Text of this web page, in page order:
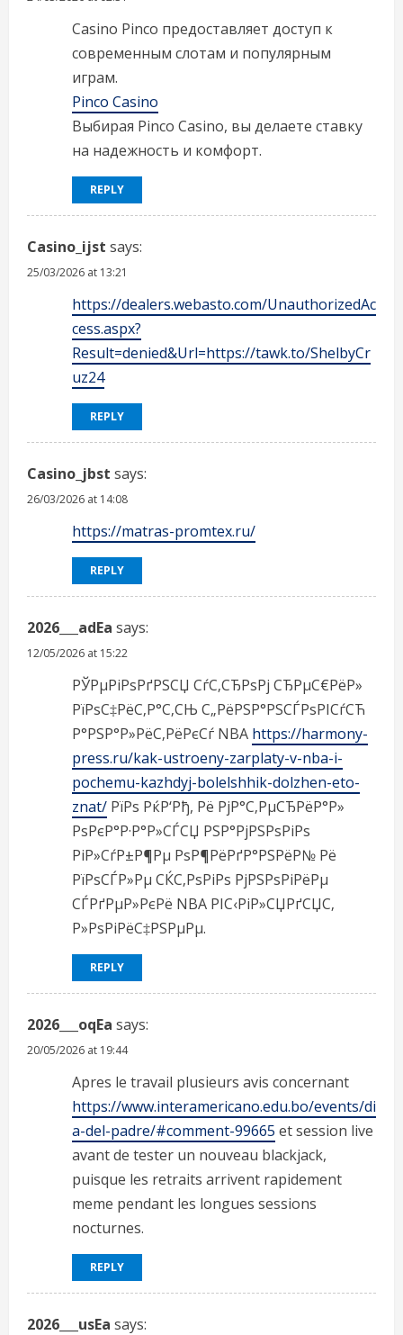
Casino Pinco предоставляет доступ к
современным слотам и популярным
играм.
Pinco Casino
Выбирая Pinco Casino, вы делаете ставку
на надежность и комфорт.
REPLY
Casino_ijst says:
25/03/2026 at 13:21
https://dealers.webasto.com/UnauthorizedAc
cess.aspx?
Result=denied&Url=https://tawk.to/ShelbyCr
uz24
REPLY
Casino_jbst says:
26/03/2026 at 14:08
https://matras-promtex.ru/
REPLY
2026___adEa says:
12/05/2026 at 15:22
РЎРµРіРѕРґРЅСЏ СѓС‚СЂРѕРј СЂРµС€РёР»
РїРѕС‡РёС‚Р°С‚СЊ С„РёРЅР°РЅСЃРѕРІСѓСЋ
Р°РЅР°Р»РёС‚РёРєСѓ NBA https://harmony-
press.ru/kak-ustroeny-zarplaty-v-nba-i-
pochemu-kazhdyj-bolelshhik-dolzhen-eto-
znat/ РїРѕ РќР‘Рђ, Рё РјР°С‚РµСЂРёР°Р»
РѕРєР°Р·Р°Р»СЃСЏ РЅР°РјРЅРѕРіРѕ
РіР»СѓР±Р¶Рµ РѕР¶РёРґР°РЅРёР№ Рё
РїРѕСЃР»Рµ СЌС‚РѕРіРѕ РјРЅРѕРіРёРµ
СЃРґРµР»РєРё NBA РІС‹РіР»СЏРґСЏС‚
Р»РѕРіРёС‡РЅРµРµ.
REPLY
2026___oqEa says:
20/05/2026 at 19:44
Apres le travail plusieurs avis concernant
https://www.interamericano.edu.bo/events/di
a-del-padre/#comment-99665 et session live
avant de tester un nouveau blackjack,
puisque les retraits arrivent rapidement
meme pendant les longues sessions
nocturnes.
REPLY
2026___usEa says: